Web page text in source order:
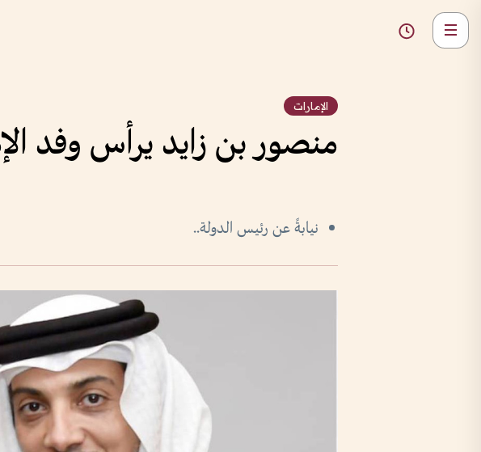
الإمارات
منصور بن زايد يرأس وفد
نيابةً عن رئيس الدولة..